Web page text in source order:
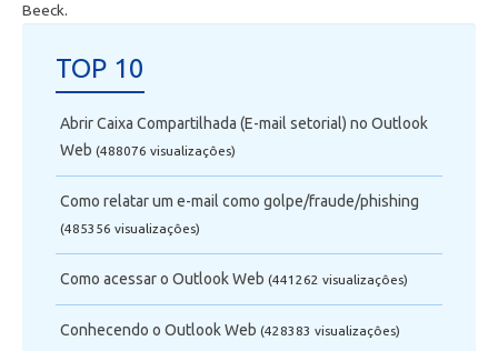
Beeck.
TOP 10
Abrir Caixa Compartilhada (E-mail setorial) no Outlook
Web (488076 visualizaçôes)
Como relatar um e-mail como golpe/fraude/phishing
(485356 visualizaçôes)
Como acessar o Outlook Web (441262 visualizaçôes)
Conhecendo o Outlook Web (428383 visualizaçôes)